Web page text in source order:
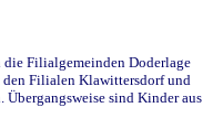
die Filialgemeinden Doderlage
den Filialen Klawittersdorf und
sind Kinder aus